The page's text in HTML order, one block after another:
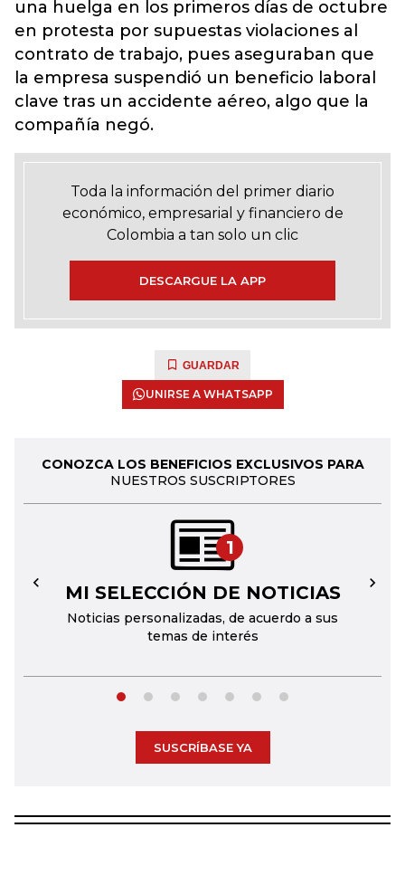
una huelga en los primeros días de octubre
en protesta por supuestas violaciones al
contrato de trabajo, pues aseguraban que
la empresa suspendió un beneficio laboral
clave tras un accidente aéreo, algo que la
compañía negó.
Toda la información del primer diario
económico, empresarial y financiero de
Colombia a tan solo un clic
DESCARGUE LA APP
GUARDAR
UNIRSE A WHATSAPP
CONOZCA LOS BENEFICIOS EXCLUSIVOS PARA
NUESTROS SUSCRIPTORES
1
MI SELECCIÓN DE NOTICIAS
Noticias personalizadas, de acuerdo a sus
temas de interés
← →
SUSCRÍBASE YA